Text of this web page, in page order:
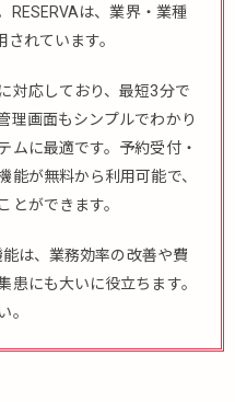
RESERVAは、業界・業種
れています。
対応しており、最短3分で
理画面もシンプルでわかり
ムに最適です。予約受付・
能が無料から利用可能で、
とができます。
は、業務効率の改善や費
患にも大いに役立ちます。
。